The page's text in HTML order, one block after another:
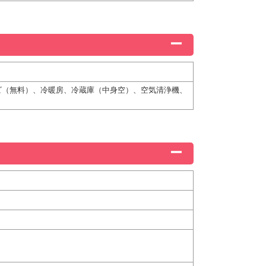
無料）、冷暖房、冷蔵庫（中身空）、空気清浄機、